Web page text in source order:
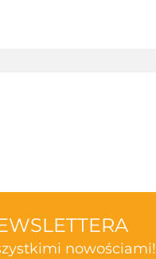
nowościami!